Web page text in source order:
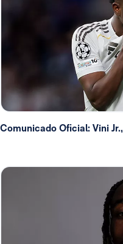
Comunicado Oficial: Vini